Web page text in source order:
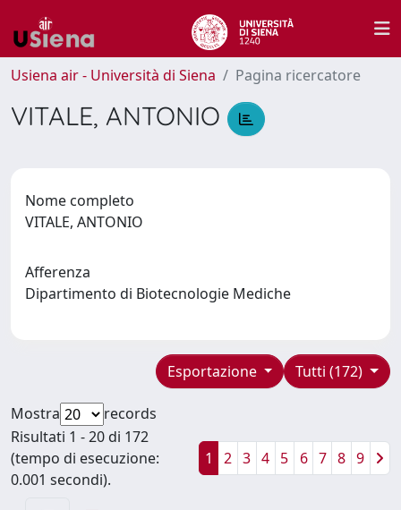
Usiena air - Università di Siena Pagina ricercatore
VITALE, ANTONIO
Nome completo
VITALE, ANTONIO
Afferenza
Dipartimento di Biotecnologie Mediche
Tutti (172)
Esportazione
Mostra
records
Risultati 1 - 20 di 172
(tempo di esecuzione:
0.001 secondi).
1 2 3 4 5 6 7 8 9